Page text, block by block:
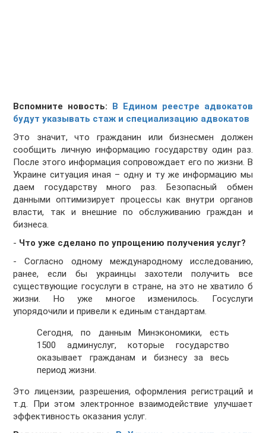
Вспомните новость: В Едином реестре адвокатов
будут указывать стаж и специализацию адвокатов
Это значит, что гражданин или бизнесмен должен
сообщить личную информацию государству один раз.
После этого информация сопровождает его по жизни. В
Украине ситуация иная – одну и ту же информацию мы
даем государству много раз. Безопасный обмен
данными оптимизирует процессы как внутри органов
власти, так и внешние по обслуживанию граждан и
бизнеса.
- Что уже сделано по упрощению получения услуг?
- Согласно одному международному исследованию,
ранее, если бы украинцы захотели получить все
существующие госуслуги в стране, на это не хватило б
жизни. Но уже многое изменилось. Госуслуги
упорядочили и привели к единым стандартам.
Сегодня, по данным Минэкономики, есть
1500 админуслуг, которые государство
оказывает гражданам и бизнесу за весь
период жизни.
Это лицензии, разрешения, оформления регистраций и
т.д. При этом электронное взаимодействие улучшает
эффективность оказания услуг.